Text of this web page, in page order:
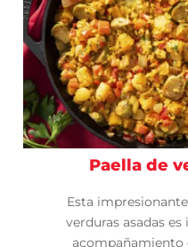
Paella de
Esta
verduras asadas
acompañamiento